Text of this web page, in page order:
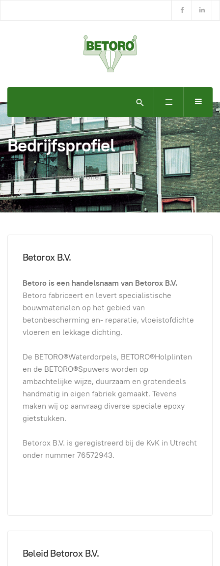
Bedrijfsprofiel
Betorox B.V. Bedrijfsprofiel
Betorox B.V.
Betoro is een handelsnaam van Betorox B.V.
Betoro fabriceert en levert specialistische
bouwmaterialen op het gebied van
betonbescherming en- reparatie, vloeistofdichte
vloeren en lekkage dichting.
De BETORO®Waterdorpels, BETORO®Holplinten
en de BETORO®Spuwers worden op
ambachtelijke wijze, duurzaam en grotendeels
handmatig in eigen fabriek gemaakt. Tevens
maken wij op aanvraag diverse speciale epoxy
gietstukken.
Betorox B.V. is geregistreerd bij de KvK in Utrecht
onder nummer76572943.
Beleid Betorox B.V.